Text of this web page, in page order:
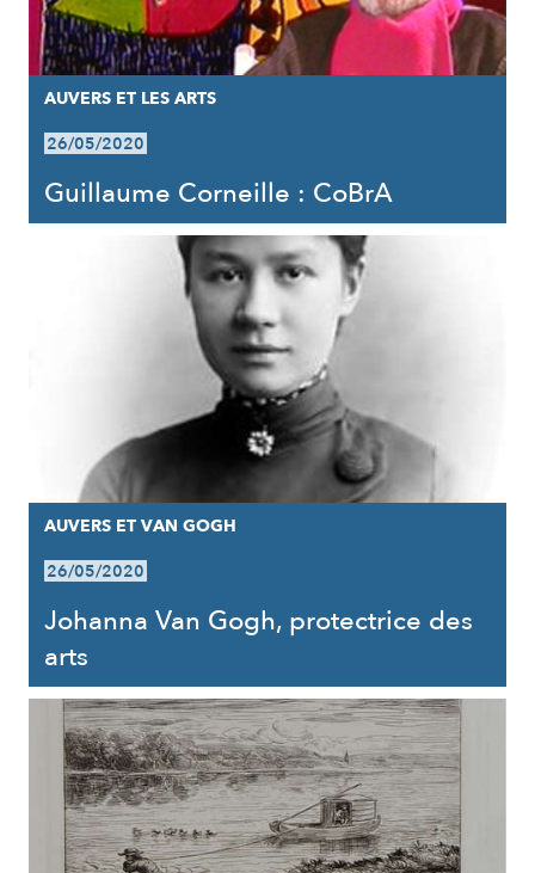
AUVERS ET LES ARTS
26/05/2020
Guillaume Corneille : CoBrA
AUVERS ET VAN GOGH
26/05/2020
Johanna Van Gogh, protectrice des
arts